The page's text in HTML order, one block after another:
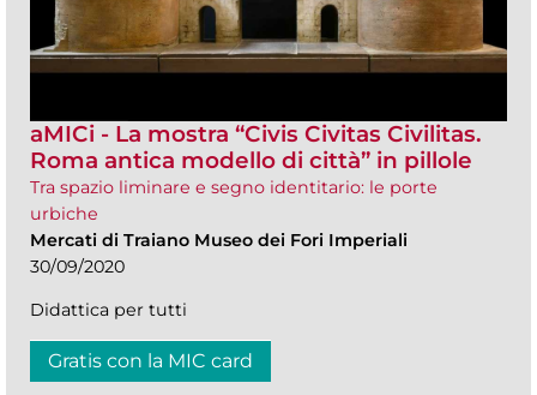
aMICi - La mostra “Civis Civitas Civilitas.
Roma antica modello di città” in pillole
Tra spazio liminare e segno identitario: le porte
urbiche
Mercati di Traiano Museo dei Fori Imperiali
30/09/2020
Didattica per tutti
Gratis con la MIC card